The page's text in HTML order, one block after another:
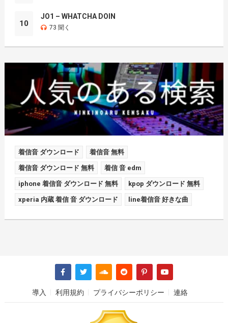
10
JO1 – WHATCHA DOIN
73 聞く
着信音 ダウンロード 着信音 無料
着信音 ダウンロード 無料 着信 音 edm
iphone 着信音 ダウンロード 無料 kpop ダウンロード 無料
xperia 内蔵 着信 音 ダウンロード line着信音 好きな曲
導入 利用規約 プライバシーポリシー 連絡